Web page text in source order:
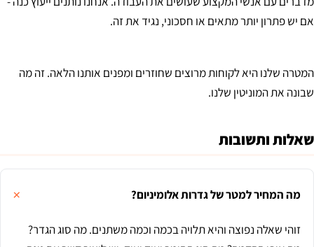
אם יש פתרון יותר מתאים או חסכוני, נגיד את זה.
המטרה שלנו היא לקוחות מרוצים שחוזרים ומפנים אותנו הלאה. זה מה
שבונה את המוניטין שלנו.
שאלות ותשובות
מה המחיר למטר של גדרות אלומיניום?
זוהי שאלה נפוצה והיא תלויה בכמה וכמה משתנים. מה סוג הגדר?